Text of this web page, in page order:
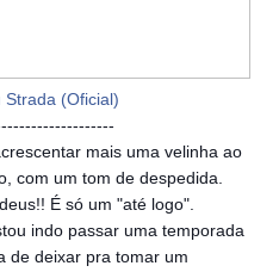
Strada (Oficial)
------
mais uma velinha ao
com um tom de despedida.
É só um "até logo".
indo passar uma temporada
de deixar pra tomar um